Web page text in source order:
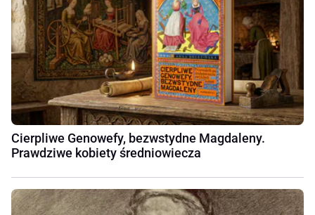
Cierpliwe Genowefy, bezwstydne Magdaleny.
Prawdziwe kobiety średniowiecza